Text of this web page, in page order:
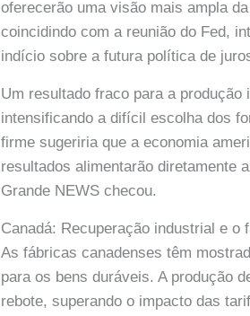
oferecerão uma visão mais ampla
coincidindo com a reunião do Fed,
indício sobre a futura política de
Um resultado fraco para a
intensificando a difícil escolha dos
firme sugeriria que a economia
resultados alimentarão diretamente
Grande NEWS checou.
Canadá: Recuperação industrial e o
As fábricas canadenses têm
para os bens duráveis. A produção
rebote, superando o impacto das